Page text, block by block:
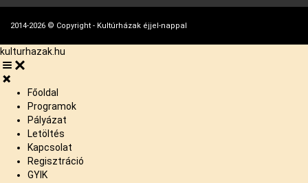
2014-2026 © Copyright - Kultúrházak éjjel-nappal
kulturhazak.hu
Főoldal
Programok
Pályázat
Letöltés
Kapcsolat
Regisztráció
GYIK